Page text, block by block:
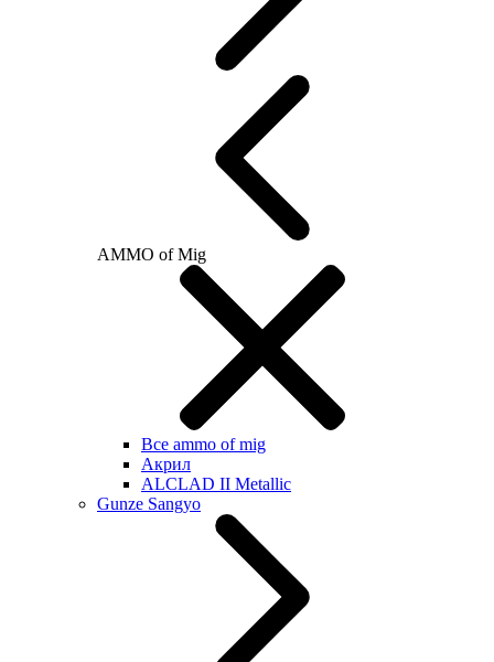
AMMO of Mig
Все ammo of mig
Акрил
ALCLAD II Metallic
Gunze Sangyo